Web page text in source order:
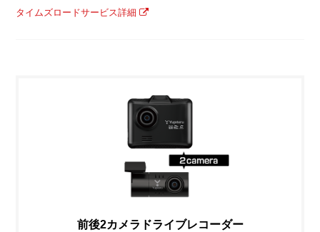
タイムズロードサービス詳細
前後2カメラドライブレコーダー